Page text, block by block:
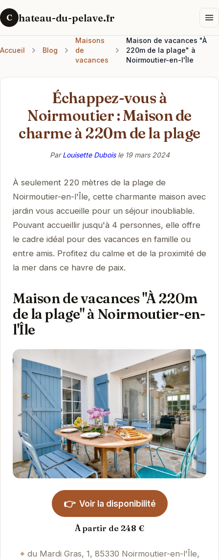
C hateau-du-pelave.fr
Accueil Blog
Maisons
de
vacances
Maison de vacances "À
220m de la plage" à
Noirmoutier-en-l'Île
Échappez-vous à
Noirmoutier : Maison de
charme à 220m de la plage
ParLouisette Duboisle 19 mars 2024
À seulement 220 mètres de la plage de
Noirmoutier-en-l'Île, cette charmante maison avec
jardin vous accueille pour un séjour inoubliable.
Pouvant accueillir jusqu'à 4 personnes, elle offre
le cadre idéal pour des vacances en famille ou
entre amis. Profitez du calme et de la proximité de
la mer dans ce havre de paix.
Maison de vacances "À 220m
de la plage" à Noirmoutier-en-
l'Île
👉 Voir la disponibilité
À partir de 248 €
du Mardi Gras, 1, 85330 Noirmoutier-en-l'Île,